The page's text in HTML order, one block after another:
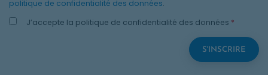
politique de confidentialité des données.
J’accepte la politique de confidentialité des données *